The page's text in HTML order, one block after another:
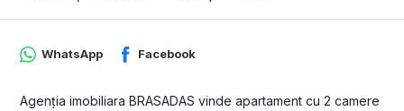
WhatsApp Facebook
Agenția imobiliara BRASADAS vinde apartament cu 2 camere